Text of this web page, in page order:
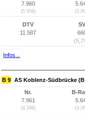
7.960
(5.954)
DTV
11.587
SV
Infos...
B 9 AS Koblenz-Südbrücke (B
Nr.
7.961
(4.296)
B-